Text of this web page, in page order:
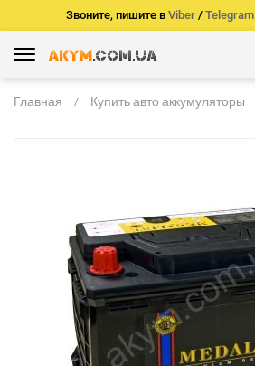
Звоните, пишите в Viber / Telegram
Главная Купить авто аккумуляторы